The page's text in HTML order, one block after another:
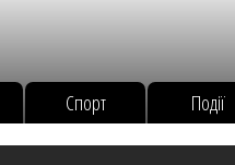
Спорт Події